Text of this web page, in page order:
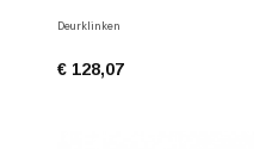
Deurklinken
€ 128,07